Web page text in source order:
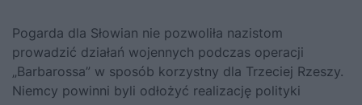
Pogarda dla Słowian nie pozwoliła nazistom
prowadzić działań wojennych podczas operacji
„Barbarossa” w sposób korzystny dla Trzeciej Rzeszy.
Niemcy powinni byli odłożyć realizację polityki